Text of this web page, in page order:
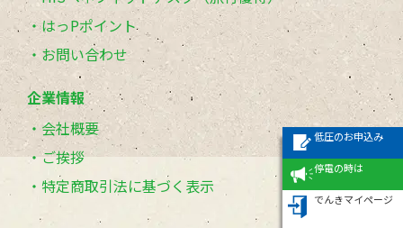
はっPポイント
お問い合わせ
企業情報
会社概要
ご挨拶
特定商取引法に基づく表示
低圧のお申込み
停電の時は
でんきマイページ